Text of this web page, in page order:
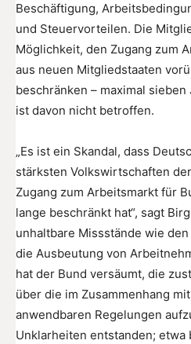
Beschäftigung,
und Steuervorteilen. Die
Möglichkeit, den Zugang zum
aus neuen Mitgliedstaaten
beschränken – maximal
ist davon nicht betroffen.
„Es ist ein Skandal, dass
stärksten Volkswirtschaften
Zugang zum Arbeitsmarkt für
lange beschränkt hat“, sagt
unhaltbare Missstände wie
die Ausbeutung von
hat der Bund versäumt, die
über die im Zusammenhang
anwendbaren Regelungen
Unklarheiten entstanden; etwa